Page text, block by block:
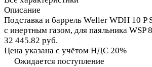
Описание
Подставка и баррель Weller WDH 10 P
с инертным газом, для паяльника WSP
32 445.82 руб.
Цена указана с учётом НДС 20%
Ожидается поступление